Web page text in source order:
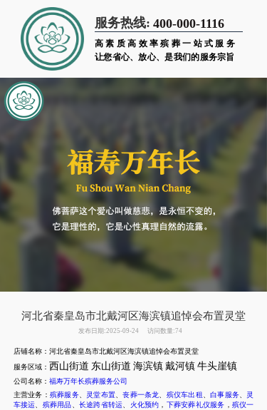
服务热线: 400-000-1116
高素质高效率殡葬一站式服务
让您省心、放心、是我们的服务宗旨
河北省秦皇岛市北戴河区海滨镇追悼会布置灵堂
发布日期:2025-09-24 访问数量:74
店铺名称：河北省秦皇岛市北戴河区海滨镇追悼会布置灵堂
服务区域： 西山街道 东山街道 海滨镇 戴河镇 牛头崖镇
公司名称： 福寿万年长殡葬服务公司
主营业务： 殡葬服务、 灵堂布置 、丧葬一条龙 殡仪车出租 、白事服务
灵
车接运
殡葬用品 长途跨省转运 火化预约 ， 下葬安葬礼仪服务 ， 殡仪一